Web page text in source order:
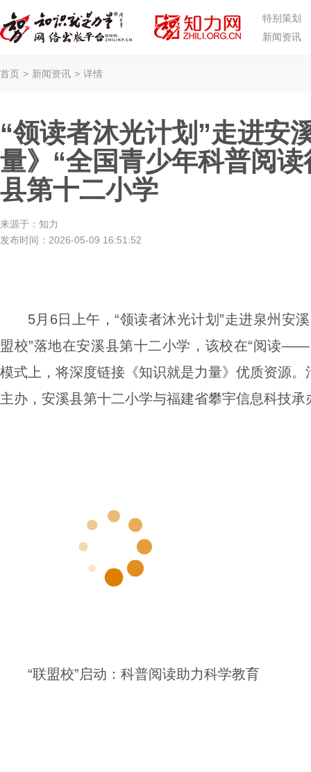
特别策划
新闻资讯
首页 > 新闻资讯 > 详情
“领读者沐光计划”走进安
量》“全国青少年科普阅
县第十二小学
来源于： 知力
发布时间： 2026-05-09 16:51:52
5月6日上午，“领读者沐光计划”走进泉州安
盟校”落地在安溪县第十二小学，该校在“阅读
模式上，将深度链接《知识就是力量》优质资源
主办，安溪县第十二小学与福建省攀宇信息科技承
“联盟校”启动：科普阅读助力科学教育